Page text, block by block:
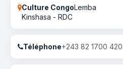
Culture CongoLemba
Kinshasa - RDC
Téléphone+243 82 1700 420